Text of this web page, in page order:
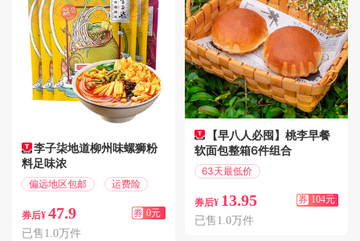
李子柒地道柳州味螺狮粉
料足味浓
偏远地区包邮 运费险
券后¥ 47.9 券 0元
已售1.0万件
【早八人必囤】桃李早餐
软面包整箱6件组合
63天最低价
券后¥ 13.95 券 104元
已售1.0万件